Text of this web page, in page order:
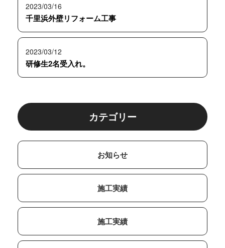
2023/03/16
千里浜外壁リフォーム工事
2023/03/12
研修生2名受入れ。
カテゴリー
お知らせ
施工実績
施工実績